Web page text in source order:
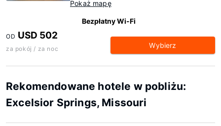
Pokaż mapę
Bezpłatny Wi-Fi
OD USD 502
za pokój / za noc Wybierz
Rekomendowane hotele w pobliżu:
Excelsior Springs, Missouri